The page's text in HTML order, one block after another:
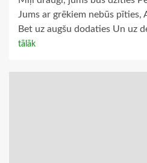
Jums ar grēkiem nebūs pīties,
Bet uz augšu dodaties Un uz
tālāk